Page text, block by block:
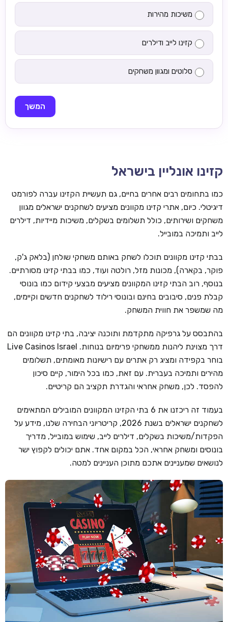
משיכות מהירות
קזינו לייב ודילרים
סלוטים ומגוון משחקים
המשך
קזינו אונליין בישראל
כמו בתחומים רבים אחרים בחיים, גם תעשיית הקזינו עברה לפורמט
דיגיטלי. כיום, אתרי קזינו מקוונים מציעים לשחקנים ישראלים מגוון
משחקים ושירותים, כולל תשלומים בשקלים, משיכות מיידיות, דילרים
לייב ותמיכה במובייל.
בבתי קזינו מקוונים תוכלו לשחק באותם משחקי שולחן (בלאק ג'ק,
פוקר, בקארה), מכונות מזל, רולטה ועוד, כמו בבתי קזינו מסורתיים.
בנוסף, רוב הבתי קזינו המקוונים מציעים מבצעי קידום כמו בונוסי
קבלת פנים, סיבובים בחינם ובונוסי רילוד לשחקנים חדשים וקיימים,
מה שמשפר את חווית המשחק.
בהתבסס על גרפיקה מתקדמת ותוכנה יציבה, בתי קזינו מקוונים הם
דרך מצוינת ליהנות ממשחקי פרימיום בנוחות. Live Casinos Israel
בוחר בקפידה ומציג רק אתרים עם רישיונות מאומתים, תשלומים
מהירים ותמיכה בעברית. עם זאת, כמו בכל הימור, קיים סיכון
להפסד. לכן, משחק אחראי והגדרת תקציב הם קריטיים.
בעמוד זה ריכזנו את 6 בתי הקזינו המקוונים המובילים המתאימים
לשחקנים ישראלים בשנת 2026, קריטריוני הבחירה שלנו, מידע על
הפקדות/משיכות בשקלים, דילרים לייב, שימוש במובייל, מדריך
בונוסים ומשחק אחראי, הכל במקום אחד. אתם יכולים לקפוץ ישר
לנושאים שמעניינים אתכם מתוכן העניינים למטה.